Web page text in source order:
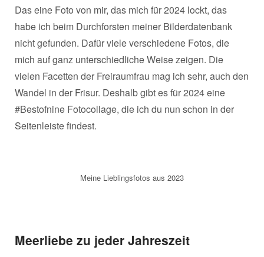
Das eine Foto von mir, das mich für 2024 lockt, das
habe ich beim Durchforsten meiner Bilderdatenbank
nicht gefunden. Dafür viele verschiedene Fotos, die
mich auf ganz unterschiedliche Weise zeigen. Die
vielen Facetten der Freiraumfrau mag ich sehr, auch den
Wandel in der Frisur. Deshalb gibt es für 2024 eine
#Bestofnine Fotocollage, die ich du nun schon in der
Seitenleiste findest.
Meine Lieblingsfotos aus 2023
Meerliebe zu jeder Jahreszeit